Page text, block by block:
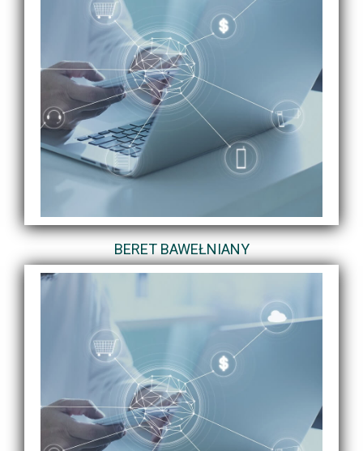
BERET BAWEŁNIANY